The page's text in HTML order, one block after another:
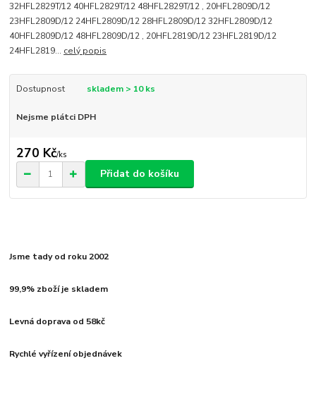
32HFL2829T/12 40HFL2829T/12 48HFL2829T/12 , 20HFL2809D/12
23HFL2809D/12 24HFL2809D/12 28HFL2809D/12 32HFL2809D/12
40HFL2809D/12 48HFL2809D/12 , 20HFL2819D/12 23HFL2819D/12
24HFL2819... celý popis
Dostupnost skladem > 10 ks
Nejsme plátci DPH
270 Kč/ks
Přidat do košíku
Jsme tady od roku 2002
99,9% zboží je skladem
Levná doprava od 58kč
Rychlé vyřízení objednávek